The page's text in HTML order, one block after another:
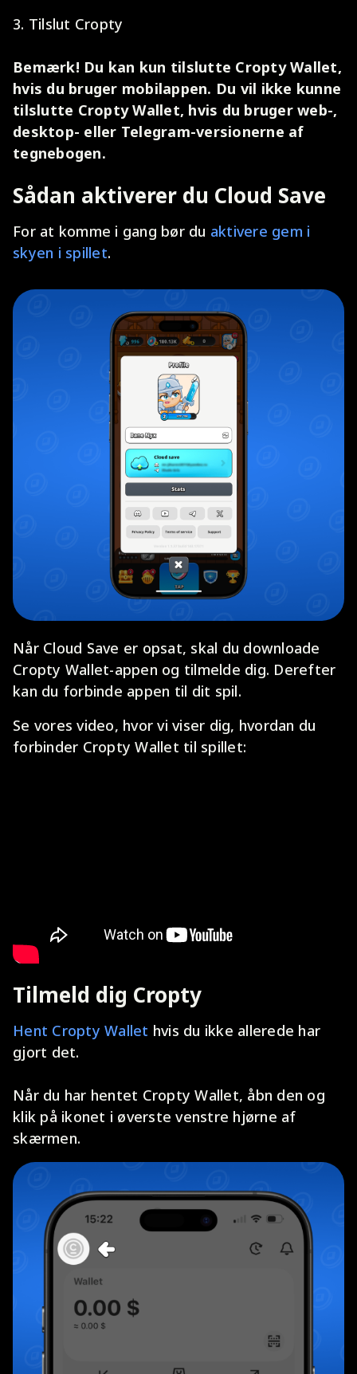
3. Tilslut Cropty
Bemærk! Du kan kun tilslutte Cropty Wallet,
hvis du bruger mobilappen. Du vil ikke kunne
tilslutte Cropty Wallet, hvis du bruger web-,
desktop- eller Telegram-versionerne af
tegnebogen.
Sådan aktiverer du Cloud Save
For at komme i gang bør du aktivere gem i
skyen i spillet.
Når Cloud Save er opsat, skal du downloade
Cropty Wallet-appen og tilmelde dig. Derefter
kan du forbinde appen til dit spil.
Se vores video, hvor vi viser dig, hvordan du
forbinder Cropty Wallet til spillet:
Tilmeld dig Cropty
Hent Cropty Wallet hvis du ikke allerede har
gjort det.
Når du har hentet Cropty Wallet, åbn den og
klik på ikonet i øverste venstre hjørne af
skærmen.